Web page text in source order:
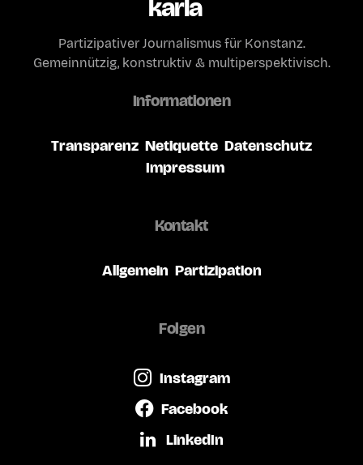
karla
Partizipativer Journalismus für Konstanz.
Gemeinnützig, konstruktiv & multiperspektivisch.
Informationen
Transparenz Netiquette Datenschutz
Impressum
Kontakt
Allgemein Partizipation
Folgen
Instagram
Facebook
LinkedIn